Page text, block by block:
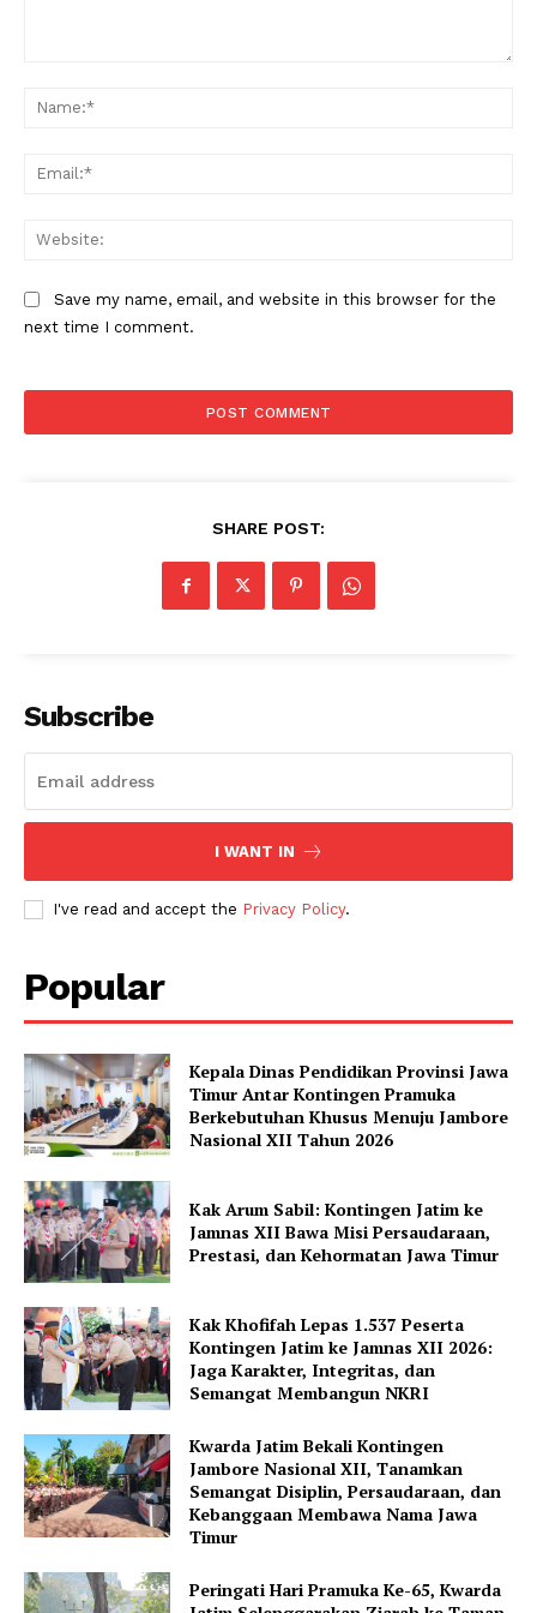
Save my name, email, and website in this browser for the
next time I comment.
SHARE POST:
Subscribe
I WANT IN
I've read and accept the Privacy Policy.
Popular
Kepala Dinas Pendidikan Provinsi Jawa
Timur Antar Kontingen Pramuka
Berkebutuhan Khusus Menuju Jambore
Nasional XII Tahun 2026
Kak Arum Sabil: Kontingen Jatim ke
Jamnas XII Bawa Misi Persaudaraan,
Prestasi, dan Kehormatan Jawa Timur
Kak Khofifah Lepas 1.537 Peserta
Kontingen Jatim ke Jamnas XII 2026:
Jaga Karakter, Integritas, dan
Semangat Membangun NKRI
Kwarda Jatim Bekali Kontingen
Jambore Nasional XII, Tanamkan
Semangat Disiplin, Persaudaraan, dan
Kebanggaan Membawa Nama Jawa
Timur
Peringati Hari Pramuka Ke-65, Kwarda